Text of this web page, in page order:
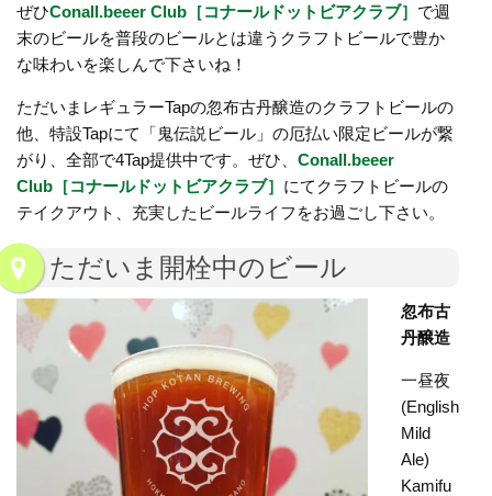
ぜひConall.beeer Club［コナールドットビアクラブ］ で週
末のビールを普段のビールとは違うクラフトビールで豊か
な味わいを楽しんで下さいね！
ただいまレギュラーTapの忽布古丹醸造のクラフトビールの
他、特設Tapにて「鬼伝説ビール」の厄払い限定ビールが繋
がり、全部で4Tap提供中です。ぜひ、 Conall.beeer
Club［コナールドットビアクラブ］ にてクラフトビールの
テイクアウト、充実したビールライフをお過ごし下さい。
ただいま開栓中のビール
忽布古
丹醸造
一昼夜
(English
Mild
Ale)
Kamifu